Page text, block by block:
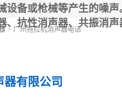
设备或枪械等产生的噪
、抗性消声器、共振消
器有限公司
> 广州拖拉机消声器电话